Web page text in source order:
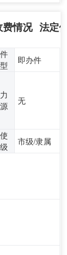
费情况 法定
即办件
无
市级/隶属